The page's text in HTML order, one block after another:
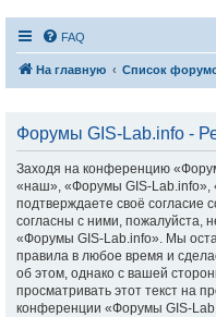
FAQ
На главную Список
Форумы GIS-Lab.info -
Заходя на конференцию
«наш», «Форумы GIS-Lab.info»,
подтверждаете своё согласие
согласны с ними, пожалуйста,
«Форумы GIS-Lab.info». Мы
правила в любое время и
об этом, однако с вашей
просматривать этот текст на
конференции «Форумы GIS-